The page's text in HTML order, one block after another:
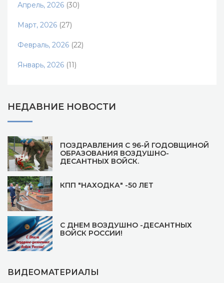
Апрель, 2026 (30)
Март, 2026 (27)
Февраль, 2026 (22)
Январь, 2026 (11)
НЕДАВНИЕ НОВОСТИ
ПОЗДРАВЛЕНИЯ С 96-Й ГОДОВЩИНОЙ
ОБРАЗОВАНИЯ ВОЗДУШНО-
ДЕСАНТНЫХ ВОЙСК.
КПП "НАХОДКА" -50 ЛЕТ
С ДНЕМ ВОЗДУШНО -ДЕСАНТНЫХ
ВОЙСК РОССИИ!
ВИДЕОМАТЕРИАЛЫ